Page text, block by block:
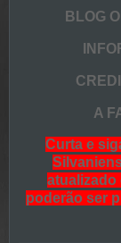
BLOG
A FAVOR
Curta e
atualizado
poderão ser